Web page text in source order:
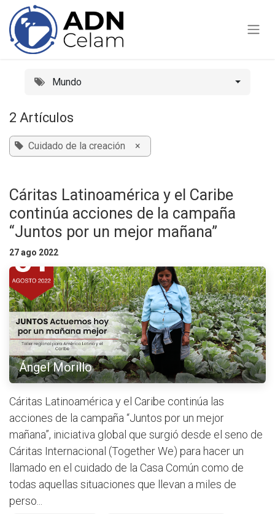
Ir al contenido
Mundo
2 Artículos
Cuidado de la creación ×
Cáritas Latinoamérica y el Caribe
continúa acciones de la campaña
“Juntos por un mejor mañana”
27 ago 2022
Ángel Morillo
Cáritas Latinoamérica y el Caribe continúa las
acciones de la campaña “Juntos por un mejor
mañana”, iniciativa global que surgió desde el seno de
Cáritas Internacional (Together We) para hacer un
llamado en el cuidado de la Casa Común como de
todas aquellas situaciones que llevan a miles de
perso...